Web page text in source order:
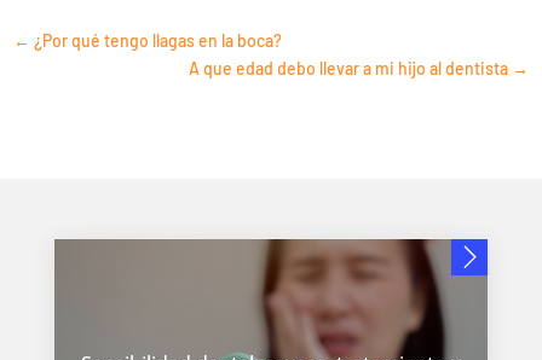
← ¿Por qué tengo llagas en la boca?
A que edad debo llevar a mi hijo al dentista→